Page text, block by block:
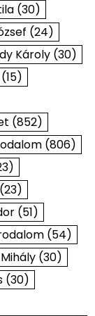
(30)
(24)
Károly(30)
(852)
(806)
(23)
(51)
(54)
(30)
(30)